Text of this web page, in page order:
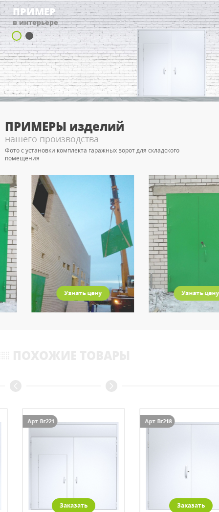
ПРИМЕР
в интерьере
ПРИМЕРЫ изделий
нашего производства
Фото с установки комплекта гаражных ворот для складского
помещения
Узнать цену Узнать цену
Арт-Вг221
Заказать
Арт-Вг218
Заказать